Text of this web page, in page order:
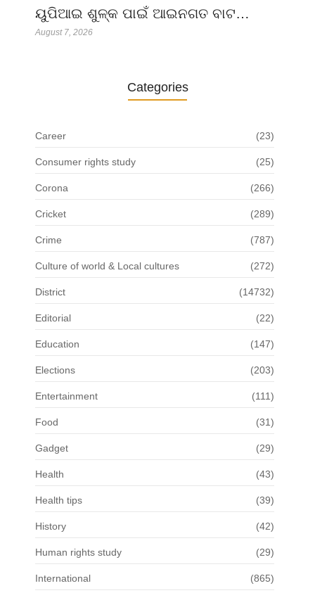
ୟୁପିଆଇ ଶୁଳ୍କ ପାଇଁ ଆଇନଗତ ବାଟ…
August 7, 2026
Categories
Career (23)
Consumer rights study (25)
Corona (266)
Cricket (289)
Crime (787)
Culture of world & Local cultures (272)
District (14732)
Editorial (22)
Education (147)
Elections (203)
Entertainment (111)
Food (31)
Gadget (29)
Health (43)
Health tips (39)
History (42)
Human rights study (29)
International (865)